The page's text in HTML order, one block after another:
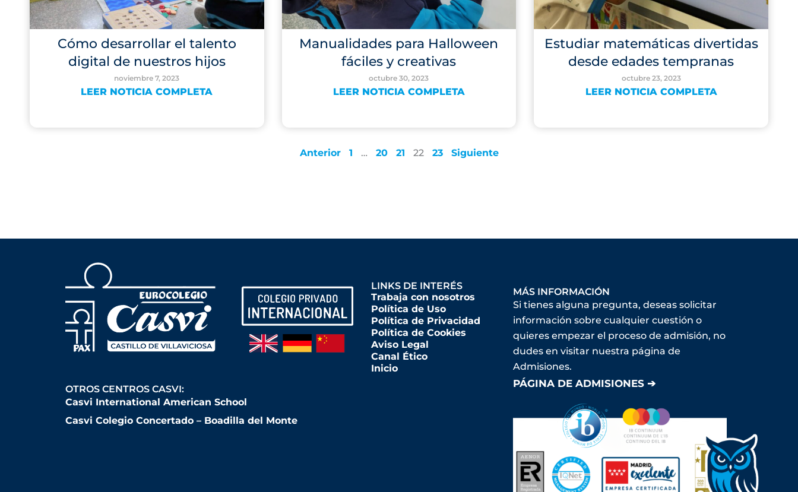
Cómo desarrollar el talento
digital de nuestros hijos
noviembre 7, 2023
LEER NOTICIA COMPLETA
Manualidades para Halloween
fáciles y creativas
octubre 30, 2023
LEER NOTICIA COMPLETA
Estudiar matemáticas divertidas
desde edades tempranas
octubre 23, 2023
LEER NOTICIA COMPLETA
Anterior 1 … 20 21 22 23 Siguiente
OTROS CENTROS CASVI:
Casvi International American School
Casvi Colegio Concertado – Boadilla del Monte
LINKS DE INTERÉS
Trabaja con nosotros
Política de Uso
Política de Privacidad
Política de Cookies
Aviso Legal
Canal Ético
Inicio
MÁS INFORMACIÓN
Si tienes alguna pregunta, deseas solicitar
información sobre cualquier cuestión o
quieres empezar el proceso de admisión, no
dudes en visitar nuestra página de
Admisiones.
PÁGINA DE ADMISIONES ➔